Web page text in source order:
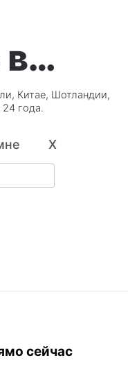
в…
Китае, Шотландии,
года.
X
сейчас